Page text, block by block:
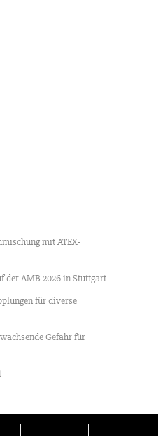
mit ATEX-
der AMB 2026 in Stuttgart
für diverse
Gefahr für